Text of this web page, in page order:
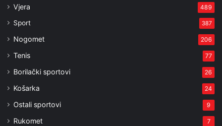
Vjera 489
Sport 387
Nogomet 206
Tenis 77
Borilački sportovi 26
Košarka 24
Ostali sportovi 9
Rukomet 7